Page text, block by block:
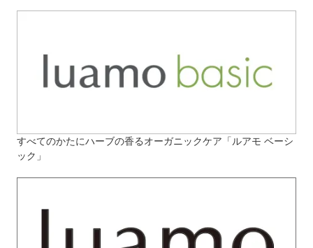
すべてのかたにハーブの香るオーガニックケア「ルアモ ベーシ
ック」